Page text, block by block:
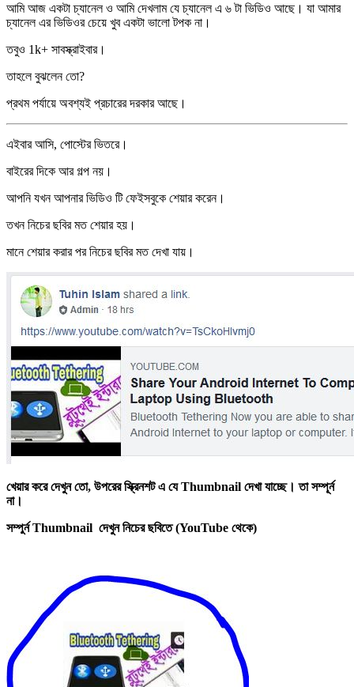
আমি আজ একটা চ্যানেল ও আমি দেখলাম যে চ্যানেল এ ৬ টা ভিডিও আছে। যা আমার
চ্যানেল এর ভিডিওর চেয়ে খুব একটা ভালো টপক না।
তবুও 1k+ সাবস্ক্রাইবার।
তাহলে বুঝলেন তো?
প্রথম পর্যায়ে অবশ্যই প্রচারের দরকার আছে।
এইবার আসি, পোস্টের ভিতরে।
বাইরের দিকে আর গল্প নয়।
আপনি যখন আপনার ভিডিও টি ফেইসবুকে শেয়ার করেন।
তখন নিচের ছবির মত শেয়ার হয়।
মানে শেয়ার করার পর নিচের ছবির মত দেখা যায়।
খেয়ার করে দেখুন তো, উপরের স্ক্রিনশট এ যে Thumbnail দেখা যাচ্ছে। তা সম্পূর্ন
না।
সম্পুর্ন Thumbnail দেখুন নিচের ছবিতে (YouTube থেকে)